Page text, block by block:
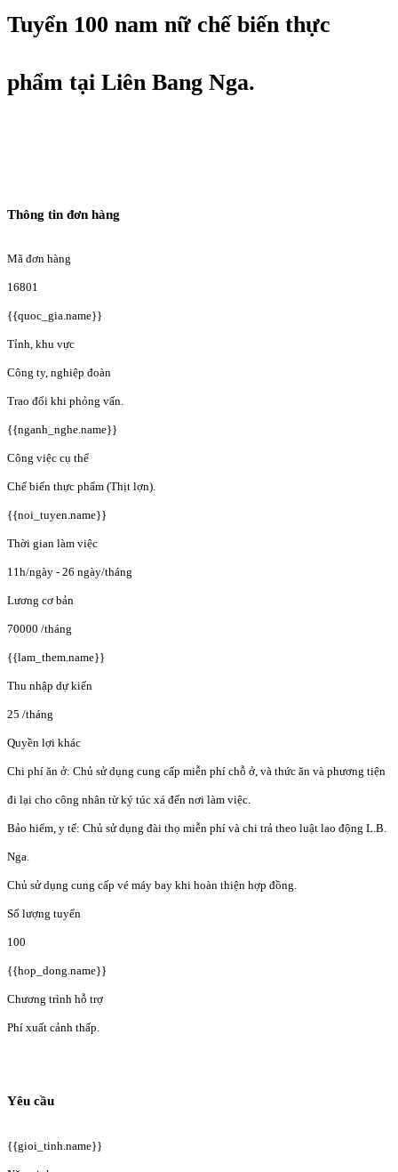
Tuyển 100 nam nữ chế biến thực
phẩm tại Liên Bang Nga.
Thông tin đơn hàng
Mã đơn hàng
16801
{{quoc_gia.name}}
Tỉnh, khu vực
Công ty, nghiệp đoàn
Trao đổi khi phỏng vấn.
{{nganh_nghe.name}}
Công việc cụ thể
Chế biến thực phẩm (Thịt lợn).
{{noi_tuyen.name}}
Thời gian làm việc
11h/ngày - 26 ngày/tháng
Lương cơ bản
70000 /tháng
{{lam_them.name}}
Thu nhập dự kiến
25 /tháng
Quyền lợi khác
Chi phí ăn ở: Chủ sử dụng cung cấp miễn phí chỗ ở, và thức ăn và phương tiện
đi lại cho công nhân từ ký túc xá đến nơi làm việc.
Bảo hiểm, y tế: Chủ sử dụng đài thọ miễn phí và chi trả theo luật lao động L.B.
Nga.
Chủ sử dụng cung cấp vé máy bay khi hoàn thiện hợp đồng.
Số lượng tuyển
100
{{hop_dong.name}}
Chương trình hỗ trợ
Phí xuất cảnh thấp.
Yêu cầu
{{gioi_tinh.name}}